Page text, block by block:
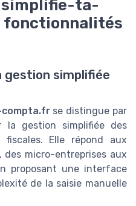
simplifie-ta-
fonctionnalités
gestion simplifiée
se distingue par
la gestion simplifiée des
Elle répond aux
des micro-entreprises aux
proposant une interface
de la saisie manuelle